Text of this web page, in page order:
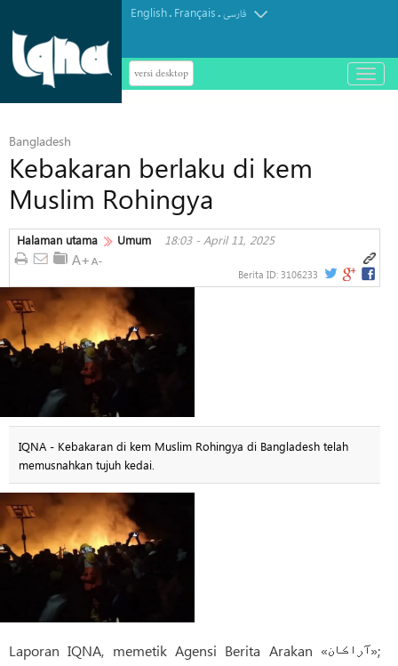
English. Français.فارسی
versi desktop
باز
و
Bangladesh
Kebakaran berlaku di kem
Muslim Rohingya
Halaman utama Umum 18:03 - April 11, 2025
Berita ID: 3106233
IQNA - Kebakaran di kem Muslim Rohingya di Bangladesh telah
memusnahkan tujuh kedai.
Laporan IQNA, memetik Agensi Berita Arakan «آراکان»;